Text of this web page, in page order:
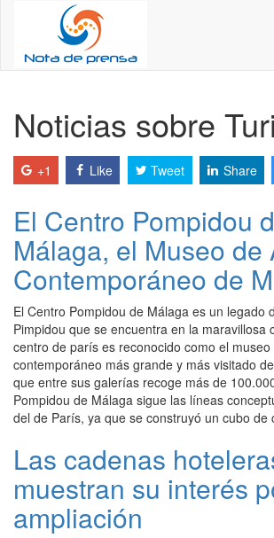
Noticias sobre
+1 Like Tweet Share
El Centro Pompidou
Málaga, el Museo de
Contemporáneo de
El Centro Pompidou de Málaga es un legado
Pimpidou que se encuentra en la maravillosa
centro de parís es reconocido como el
contemporáneo más grande y más visitado
que entre sus galerías recoge más de
Pompidou de Málaga sigue las líneas
del de París, ya que se construyó un cubo de
Las cadenas
muestran su interés
ampliación